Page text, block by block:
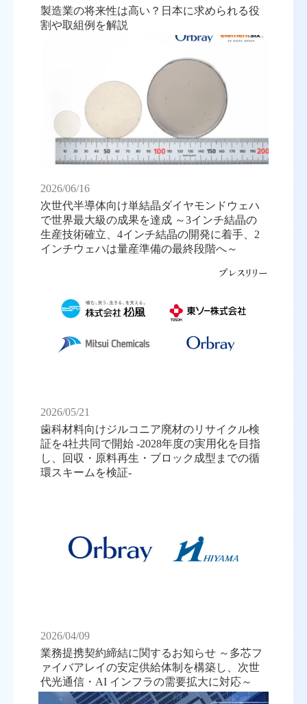
製造業の将来性は高い？日本に求められる役
割や取組例を解説
2026/06/16
次世代半導体向け単結晶ダイヤモンドウェハ
で世界最大級の成果を達成 ～3インチ結晶の
生産技術確立、4インチ結晶の開発に着手、2
インチウェハは量産準備の最終段階へ～
2026/05/21
歯科材料向けジルコニア廃材のリサイクル検
証を4社共同で開始 -2028年度の実用化を目指
し、回収・原料再生・ブロック成型までの循
環スキームを検証-
2026/04/09
業務提携契約締結に関するお知らせ ～多芯フ
ァイバアレイの安定供給体制を構築し、次世
代光通信・AI インフラの需要拡大に対応～